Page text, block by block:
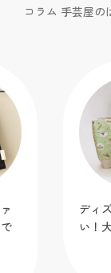
コラム 手芸屋の
ディ
い！